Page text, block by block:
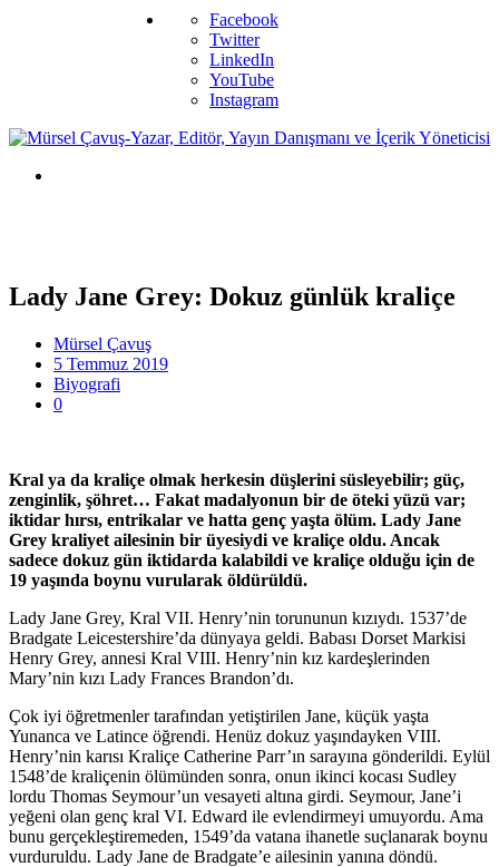
Facebook
Twitter
LinkedIn
YouTube
Instagram
Lady Jane Grey: Dokuz günlük kraliçe
Mürsel Çavuş
5 Temmuz 2019
Biyografi
0
Kral ya da kraliçe olmak herkesin düşlerini süsleyebilir; güç,
zenginlik, şöhret… Fakat madalyonun bir de öteki yüzü var;
iktidar hırsı, entrikalar ve hatta genç yaşta ölüm. Lady Jane
Grey kraliyet ailesinin bir üyesiydi ve kraliçe oldu. Ancak
sadece dokuz gün iktidarda kalabildi ve kraliçe olduğu için de
19 yaşında boynu vurularak öldürüldü.
Lady Jane Grey, Kral VII. Henry’nin torununun kızıydı. 1537’de
Bradgate Leicestershire’da dünyaya geldi. Babası Dorset Markisi
Henry Grey, annesi Kral VIII. Henry’nin kız kardeşlerinden
Mary’nin kızı Lady Frances Brandon’dı.
Çok iyi öğretmenler tarafından yetiştirilen Jane, küçük yaşta
Yunanca ve Latince öğrendi. Henüz dokuz yaşındayken VIII.
Henry’nin karısı Kraliçe Catherine Parr’ın sarayına gönderildi. Eylül
1548’de kraliçenin ölümünden sonra, onun ikinci kocası Sudley
lordu Thomas Seymour’un vesayeti altına girdi. Seymour, Jane’i
yeğeni olan genç kral VI. Edward ile evlendirmeyi umuyordu. Ama
bunu gerçekleştiremeden, 1549’da vatana ihanetle suçlanarak boynu
vurduruldu. Lady Jane de Bradgate’e ailesinin yanına döndü.